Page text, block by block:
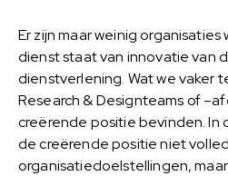
Er zijn maar weinig
dienst staat van innovatie van
dienstverlening. Wat we vaker
Research & Designteams of
creërende positie bevinden.
de creërende positie niet
organisatiedoelstellingen,